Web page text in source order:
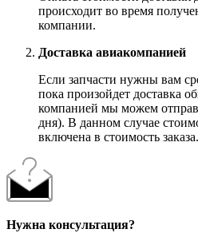
происходит во время
компании.
Доставка авиакомпанией
Если запчасти нужны вам
пока произойдет доставка
компанией мы можем
дня). В данном случае
включена в стоимость заказа.
Нужна консультация?